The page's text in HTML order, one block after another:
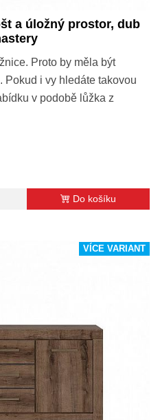
a úložný prostor, dub
Proto by měla být
Pokud i vy hledáte takovou
v podobě lůžka z
Do košíku
VÍCE VARIANT